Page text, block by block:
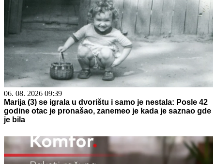
06. 08. 2026 09:39
Marija (3) se igrala u dvorištu i samo je nestala: Posle 42
godine otac je pronašao, zanemeo je kada je saznao gde
je bila